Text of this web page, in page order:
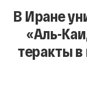
В Иране
«Аль-
теракты